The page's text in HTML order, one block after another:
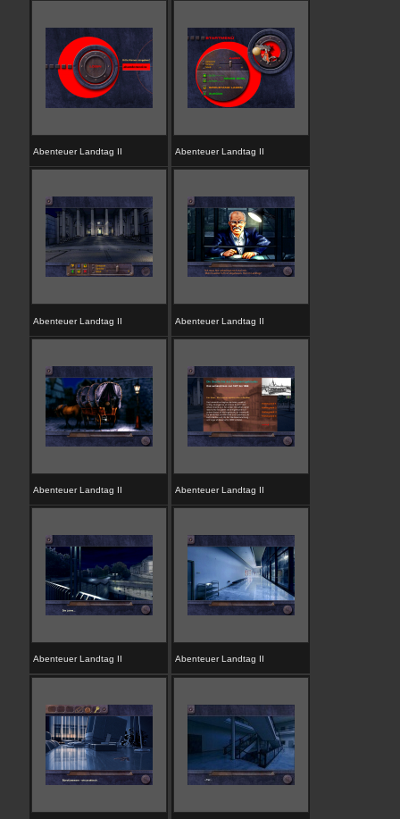
Abenteuer Landtag II Abenteuer Landtag II
Abenteuer Landtag II Abenteuer Landtag II
Abenteuer Landtag II Abenteuer Landtag II
Abenteuer Landtag II Abenteuer Landtag II